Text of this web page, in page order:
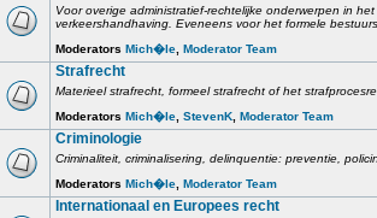
Voor overige administratief-rechtelijke onderwerpen in
verkeershandhaving. Eveneens voor het formele
Moderators Mich�le Moderator Team
Strafrecht
Materieel strafrecht, formeel strafrecht of het
Moderators Mich�le StevenK Moderator Team
Criminologie
Criminaliteit, criminalisering, delinquentie: preventie,
Moderators Mich�le Moderator Team
Internationaal en Europees recht